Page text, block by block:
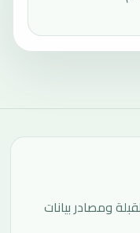
ومصادر بيانات